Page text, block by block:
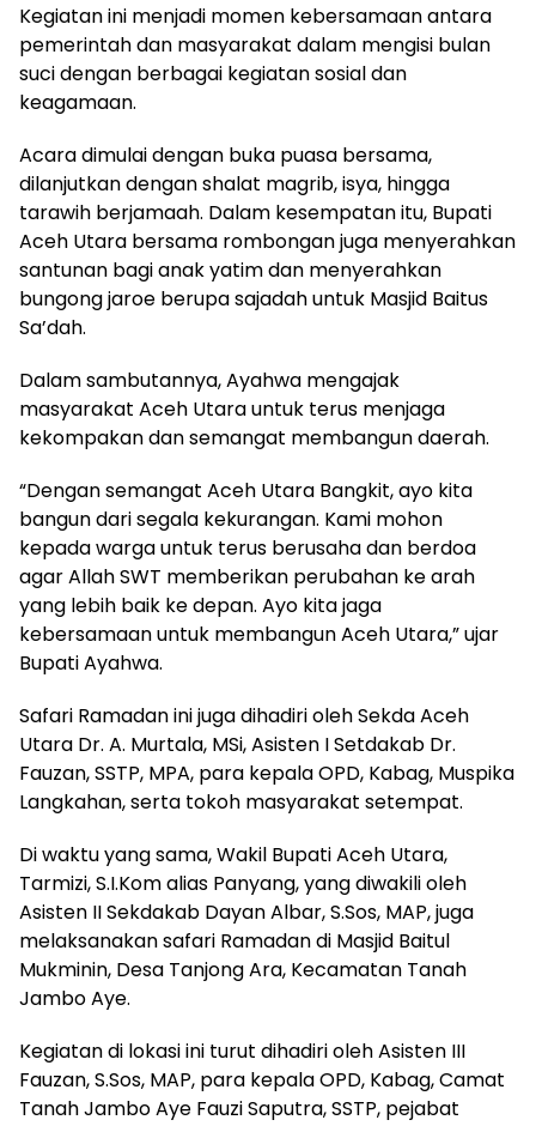
Kegiatan ini menjadi momen kebersamaan antara
pemerintah dan masyarakat dalam mengisi bulan
suci dengan berbagai kegiatan sosial dan
keagamaan.
Acara dimulai dengan buka puasa bersama,
dilanjutkan dengan shalat magrib, isya, hingga
tarawih berjamaah. Dalam kesempatan itu, Bupati
Aceh Utara bersama rombongan juga menyerahkan
santunan bagi anak yatim dan menyerahkan
bungong jaroe berupa sajadah untuk Masjid Baitus
Sa’dah.
Dalam sambutannya, Ayahwa mengajak
masyarakat Aceh Utara untuk terus menjaga
kekompakan dan semangat membangun daerah.
“Dengan semangat Aceh Utara Bangkit, ayo kita
bangun dari segala kekurangan. Kami mohon
kepada warga untuk terus berusaha dan berdoa
agar Allah SWT memberikan perubahan ke arah
yang lebih baik ke depan. Ayo kita jaga
kebersamaan untuk membangun Aceh Utara,” ujar
Bupati Ayahwa.
Safari Ramadan ini juga dihadiri oleh Sekda Aceh
Utara Dr. A. Murtala, MSi, Asisten I Setdakab Dr.
Fauzan, SSTP, MPA, para kepala OPD, Kabag, Muspika
Langkahan, serta tokoh masyarakat setempat.
Di waktu yang sama, Wakil Bupati Aceh Utara,
Tarmizi, S.I.Kom alias Panyang, yang diwakili oleh
Asisten II Sekdakab Dayan Albar, S.Sos, MAP, juga
melaksanakan safari Ramadan di Masjid Baitul
Mukminin, Desa Tanjong Ara, Kecamatan Tanah
Jambo Aye.
Kegiatan di lokasi ini turut dihadiri oleh Asisten III
Fauzan, S.Sos, MAP, para kepala OPD, Kabag, Camat
Tanah Jambo Aye Fauzi Saputra, SSTP, pejabat